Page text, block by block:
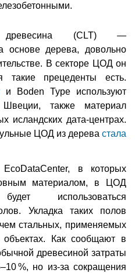
древесина (CLT) —
основе дерева, довольно
В секторе ЦОД он
такие прецеденты есть.
и Boden Type используют
также материал
исландских дата-центрах.
ЦОД из дерева стала
в которых
материалом, в ЦОД
использоваться
Укладка таких полов
стальных, применяемых
Как сообщают в
древесиной затраты
%, но из-за сокращения